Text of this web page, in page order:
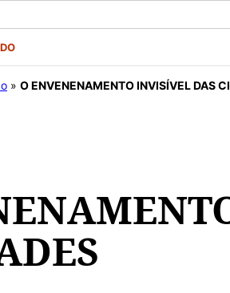
» O ENVENENAMENTO INVISÍVEL DAS